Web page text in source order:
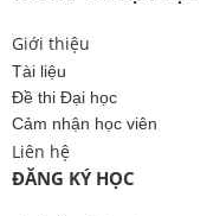
Giới thiệu
Tài liệu
Đề thi Đại học
Cảm nhận học viên
Liên hệ
ĐĂNG KÝ HỌC